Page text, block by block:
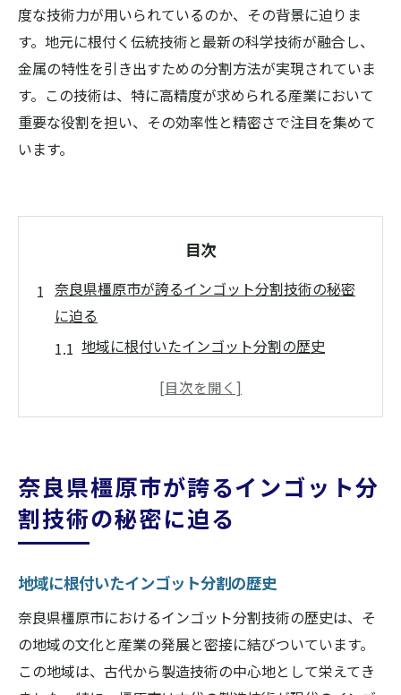
度な技術力が用いられているのか、その背景に迫りま
す。地元に根付く伝統技術と最新の科学技術が融合し、
金属の特性を引き出すための分割方法が実現されていま
す。この技術は、特に高精度が求められる産業において
重要な役割を担い、その効率性と精密さで注目を集めて
います。
目次
奈良県橿原市が誇るインゴット分割技術の秘密
に迫る
地域に根付いたインゴット分割の歴史
インゴット分割技術の進化とその背景
成功を支える地域の取り組み
伝統と革新が融合するインゴット分割方法の革
伝統技術が支える現代のインゴット分割
新たな技術導入による効率化
地元の知識と外部技術の融合
インゴット分割における新しい挑戦
奈良県橿原市が誇るインゴット分
割技術の秘密に迫る
地域に根付いたインゴット分割の歴史
奈良県橿原市におけるインゴット分割技術の歴史は、そ
の地域の文化と産業の発展と密接に結びついています。
この地域は、古代から製造技術の中心地として栄えてき